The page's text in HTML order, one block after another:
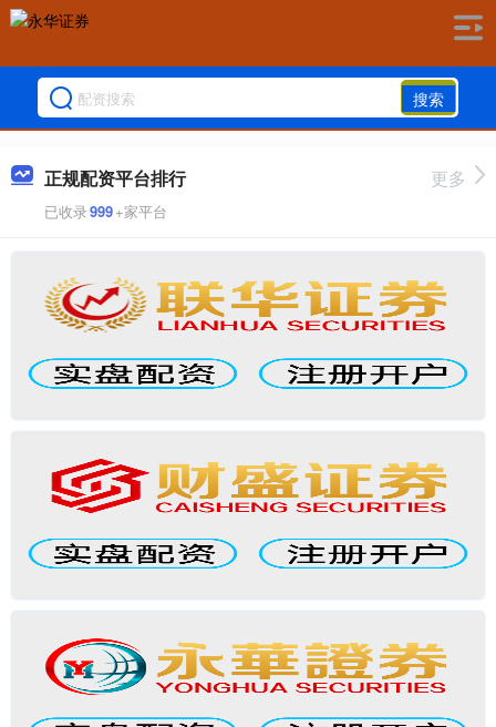
搜索
正规配资平台排行
已收录999+家平台
更多